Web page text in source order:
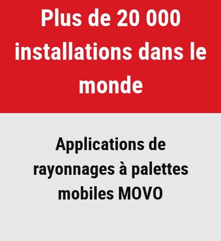
Plus de 20 000
installations dans le
monde
Applications de
rayonnages à palettes
mobiles MOVO